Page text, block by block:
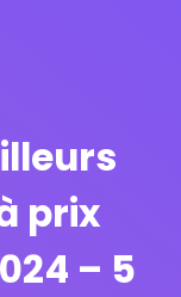
prix
– 5